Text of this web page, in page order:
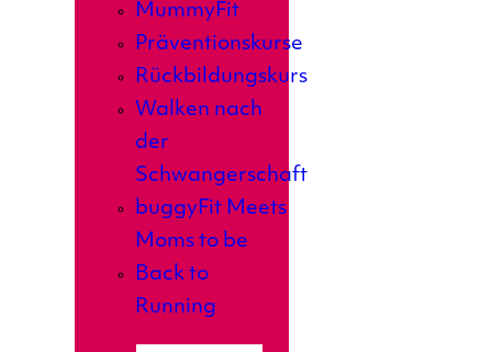
MummyFit
Präventionskurse
Rückbildungskurs
Walken nach
der
Schwangerschaft
buggyFit Meets
Moms to be
Back to
Running